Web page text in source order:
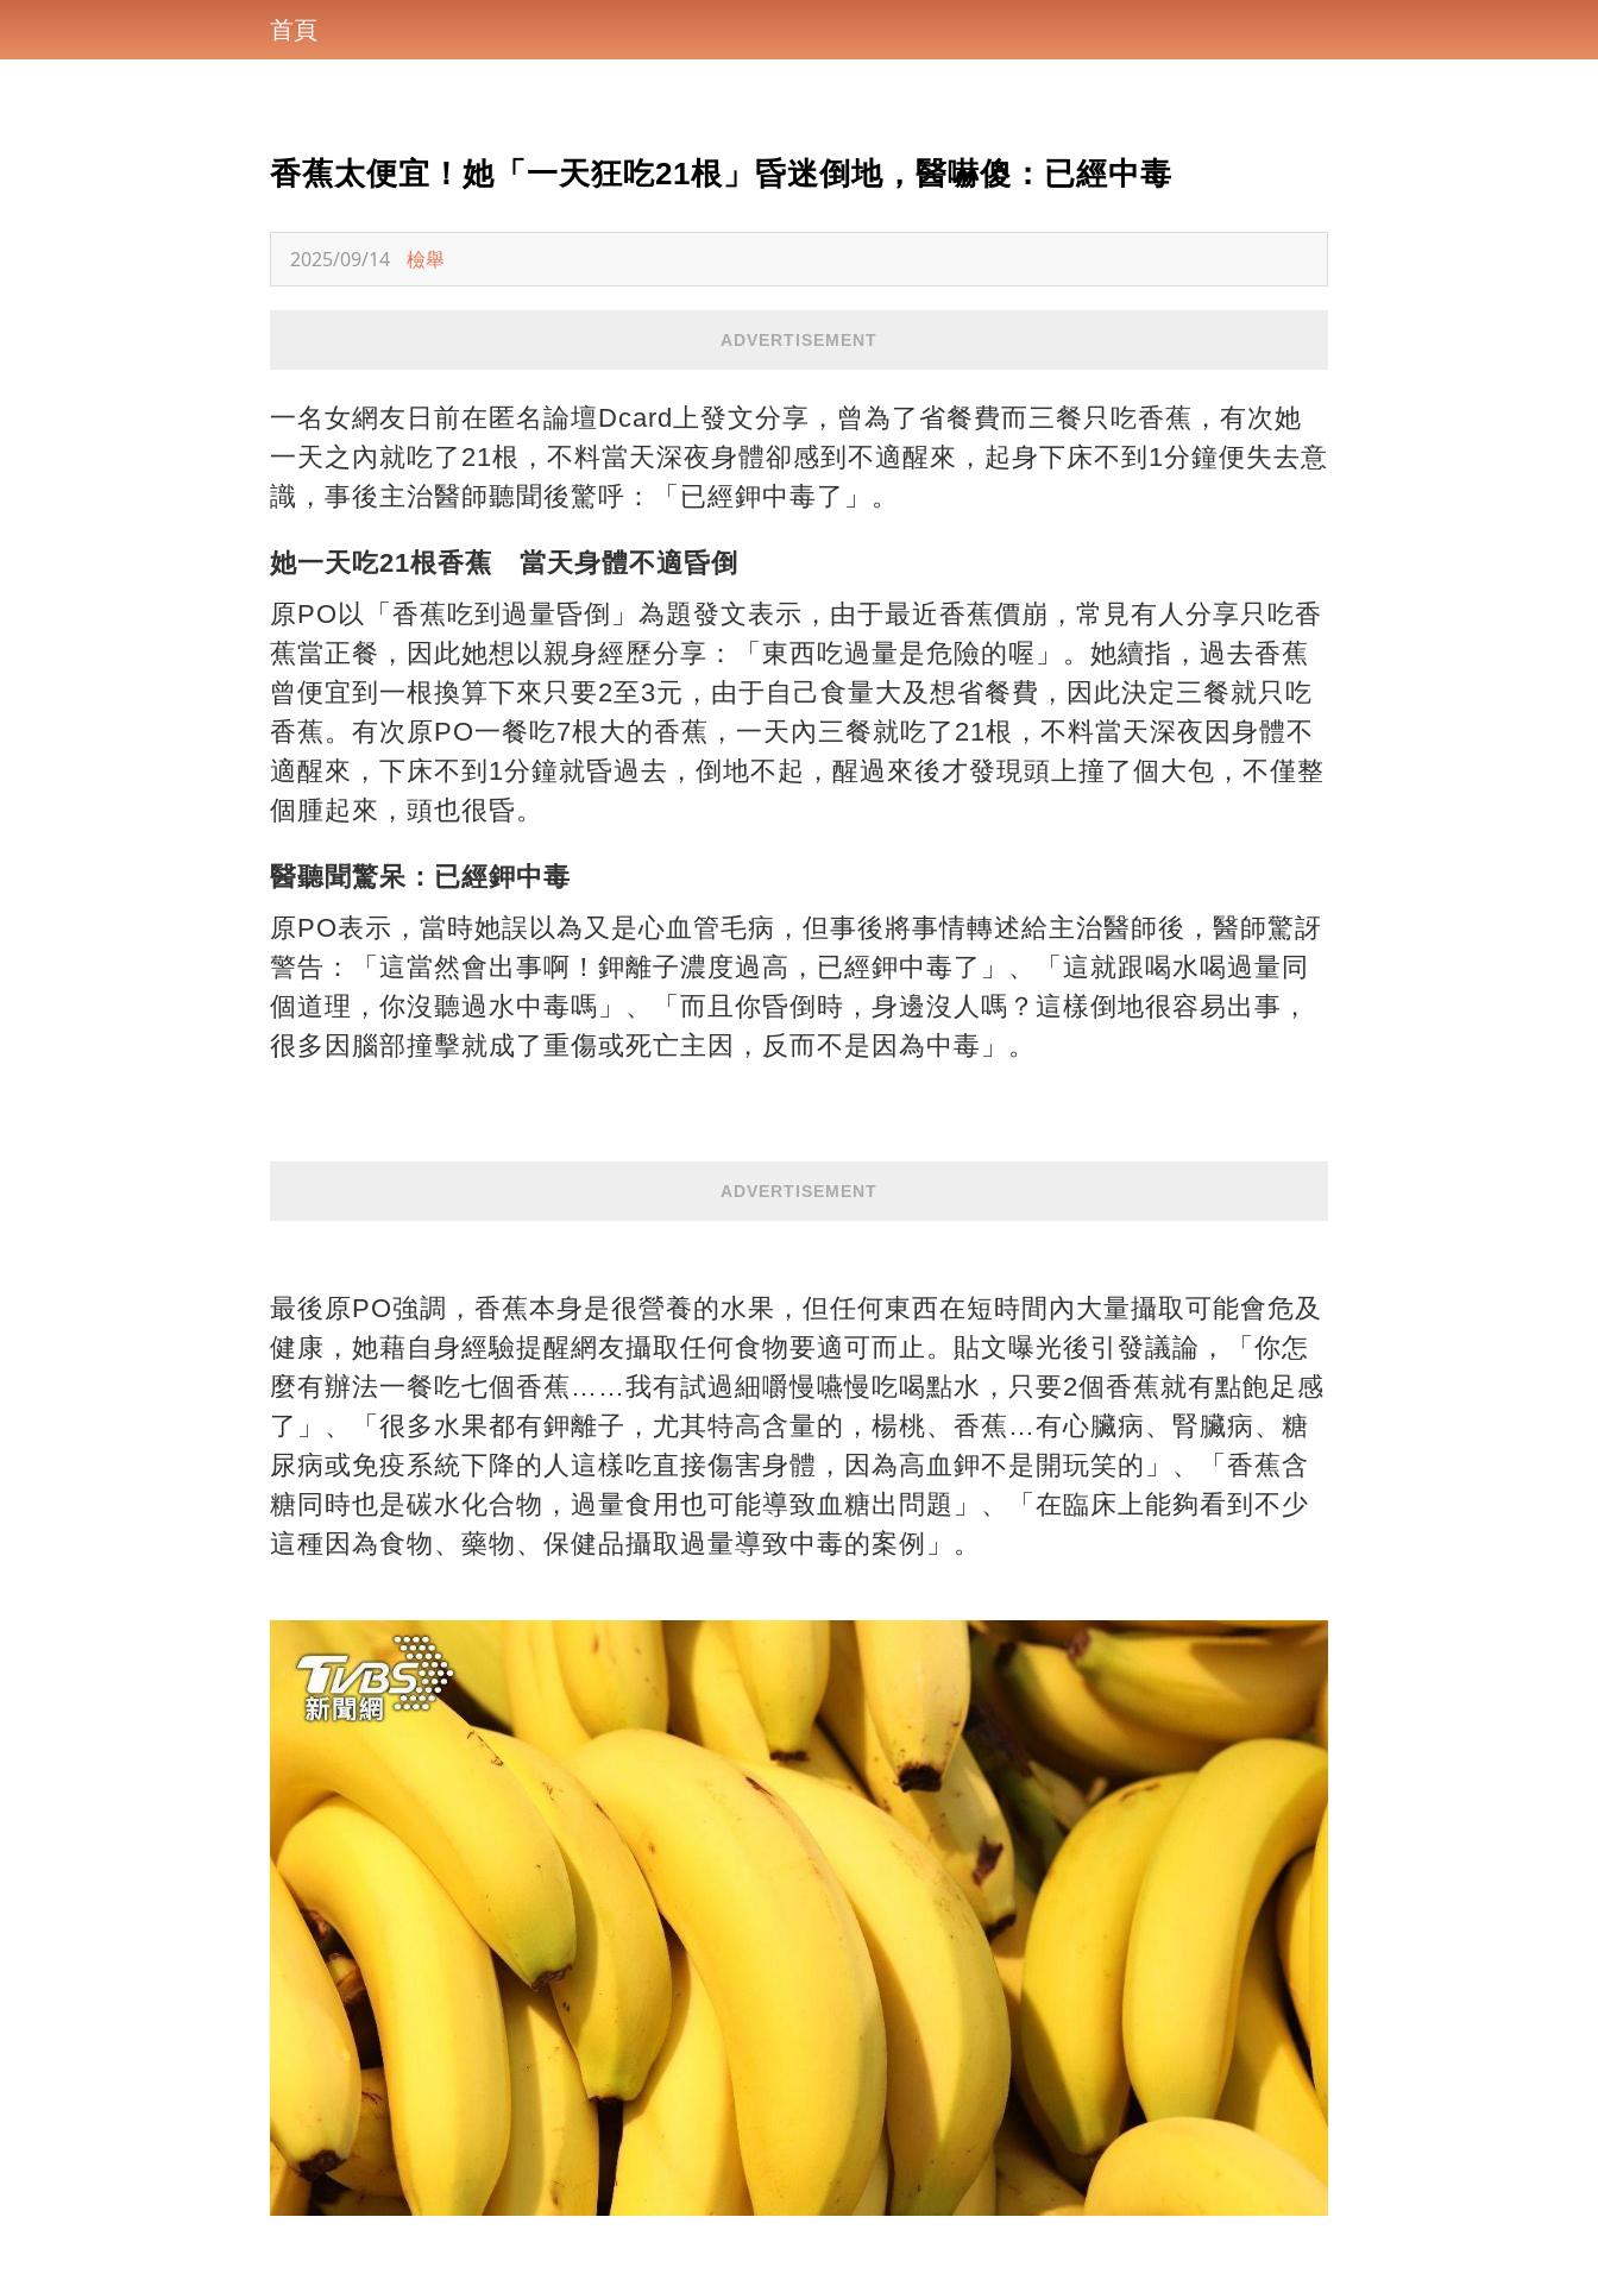
首頁
香蕉太便宜！她「一天狂吃21根」昏迷倒地，醫嚇傻：已經中毒
2025/09/14 檢舉
ADVERTISEMENT
一名女網友日前在匿名論壇Dcard上發文分享，曾為了省餐費而三餐只吃香蕉，有次她
一天之內就吃了21根，不料當天深夜身體卻感到不適醒來，起身下床不到1分鐘便失去意
識，事後主治醫師聽聞後驚呼：「已經鉀中毒了」。
她一天吃21根香蕉 當天身體不適昏倒
原PO以「香蕉吃到過量昏倒」為題發文表示，由于最近香蕉價崩，常見有人分享只吃香
蕉當正餐，因此她想以親身經歷分享：「東西吃過量是危險的喔」。她續指，過去香蕉
曾便宜到一根換算下來只要2至3元，由于自己食量大及想省餐費，因此決定三餐就只吃
香蕉。有次原PO一餐吃7根大的香蕉，一天內三餐就吃了21根，不料當天深夜因身體不
適醒來，下床不到1分鐘就昏過去，倒地不起，醒過來後才發現頭上撞了個大包，不僅整
個腫起來，頭也很昏。
醫聽聞驚呆：已經鉀中毒
原PO表示，當時她誤以為又是心血管毛病，但事後將事情轉述給主治醫師後，醫師驚訝
警告：「這當然會出事啊！鉀離子濃度過高，已經鉀中毒了」、「這就跟喝水喝過量同
個道理，你沒聽過水中毒嗎」、「而且你昏倒時，身邊沒人嗎？這樣倒地很容易出事，
很多因腦部撞擊就成了重傷或死亡主因，反而不是因為中毒」。
ADVERTISEMENT
最後原PO強調，香蕉本身是很營養的水果，但任何東西在短時間內大量攝取可能會危及
健康，她藉自身經驗提醒網友攝取任何食物要適可而止。貼文曝光後引發議論，「你怎
麼有辦法一餐吃七個香蕉……我有試過細嚼慢嚥慢吃喝點水，只要2個香蕉就有點飽足感
了」、「很多水果都有鉀離子，尤其特高含量的，楊桃、香蕉…有心臟病、腎臟病、糖
尿病或免疫系統下降的人這樣吃直接傷害身體，因為高血鉀不是開玩笑的」、「香蕉含
糖同時也是碳水化合物，過量食用也可能導致血糖出問題」、「在臨床上能夠看到不少
這種因為食物、藥物、保健品攝取過量導致中毒的案例」。